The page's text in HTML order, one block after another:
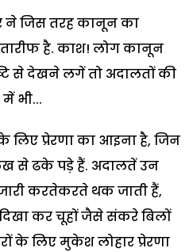
ने जिस तरह कानून का
है. काश! लोग कानून
से देखने लगें तो अदालतों की
भी...
लिए प्रेरणा का आइना है, जिन
से ढके पड़े हैं. अदालतें उन
करतेकरते थक जाती हैं,
कर चूहों जैसे संकरे बिलों
के लिए मुकेश लोहार प्रेरणा